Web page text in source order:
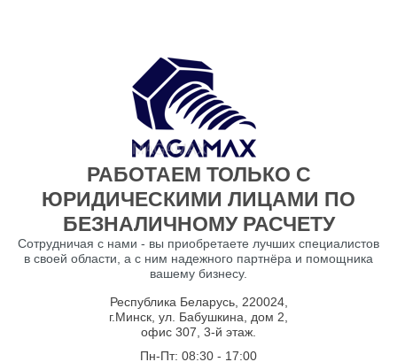
РАБОТАЕМ ТОЛЬКО С
ЮРИДИЧЕСКИМИ ЛИЦАМИ ПО
БЕЗНАЛИЧНОМУ РАСЧЕТУ
Сотрудничая с нами - вы приобретаете лучших специалистов
в своей области, а с ним надежного партнёра и помощника
вашему бизнесу.
Республика Беларусь, 220024,
г.Минск, ул. Бабушкина, дом 2,
офис 307, 3-й этаж.
Пн-Пт: 08:30 - 17:00